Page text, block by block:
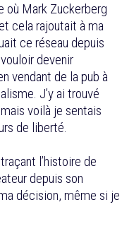
où Mark Zuckerberg
cela rajoutait à ma
ce réseau depuis
devenir
vendant de la pub à
J’y ai trouvé
voilà je sentais
de liberté.
l’histoire de
depuis son
décision, même si je